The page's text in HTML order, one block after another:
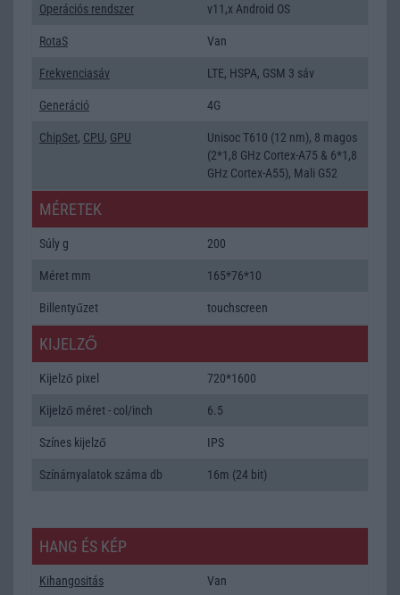
Operációs rendszer v11,x Android OS
RotaS Van
Frekvenciasáv LTE, HSPA, GSM 3 sáv
Generáció 4G
ChipSet, CPU, GPU
Unisoc T610 (12 nm), 8 magos
(2*1,8 GHz Cortex-A75 & 6*1,8
GHz Cortex-A55), Mali G52
MÉRETEK
Súly g 200
Méret mm 165*76*10
Billentyűzet touchscreen
KIJELZŐ
Kijelző pixel 720*1600
Kijelző méret - col/inch 6.5
Színes kijelző IPS
Színárnyalatok száma db 16m (24 bit)
HANG ÉS KÉP
Kihangositás Van